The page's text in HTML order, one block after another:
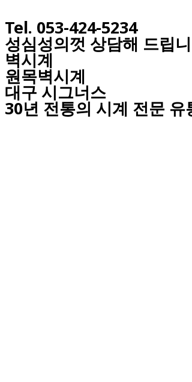
Tel. 053-424-5234
성심성의껏 상담해 드립
벽시계
원목벽시계
대구 시그너스
30년 전통의 시계 전문 유